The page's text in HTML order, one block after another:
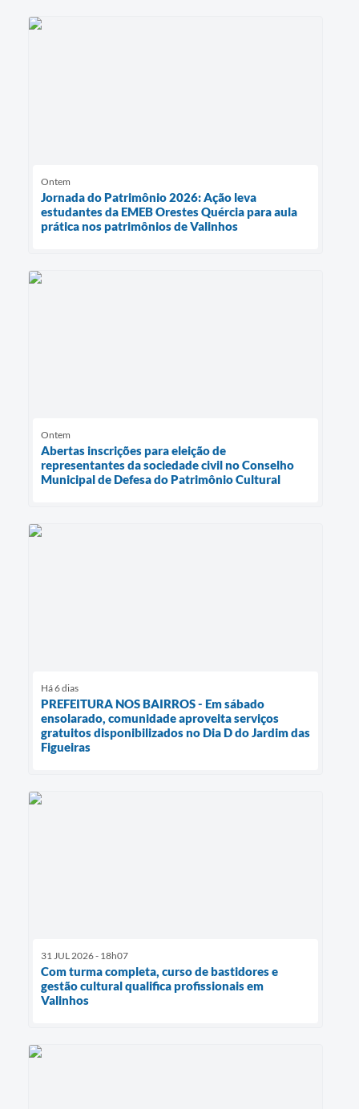
Ontem
Jornada do Patrimônio 2026: Ação leva
estudantes da EMEB Orestes Quércia para aula
prática nos patrimônios de Valinhos
Ontem
Abertas inscrições para eleição de
representantes da sociedade civil no Conselho
Municipal de Defesa do Patrimônio Cultural
Há 6 dias
PREFEITURA NOS BAIRROS - Em sábado
ensolarado, comunidade aproveita serviços
gratuitos disponibilizados no Dia D do Jardim das
Figueiras
31 JUL 2026 - 18h07
Com turma completa, curso de bastidores e
gestão cultural qualifica profissionais em
Valinhos